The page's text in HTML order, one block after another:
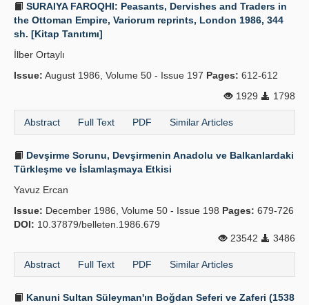
SURAIYA FAROQHI: Peasants, Dervishes and Traders in
the Ottoman Empire, Variorum reprints, London 1986, 344
sh. [Kitap Tanıtımı]
İlber Ortaylı
Issue: August 1986, Volume 50 - Issue 197 Pages: 612-612
1929
1798
Abstract Full Text PDF Similar Articles
Devşirme Sorunu, Devşirmenin Anadolu ve Balkanlardaki
Türkleşme ve İslamlaşmaya Etkisi
Yavuz Ercan
Issue: December 1986, Volume 50 - Issue 198 Pages: 679-726
DOI: 10.37879/belleten.1986.679
23542
3486
Abstract Full Text PDF Similar Articles
Kanuni Sultan Süleyman'ın Boğdan Seferi ve Zaferi (1538